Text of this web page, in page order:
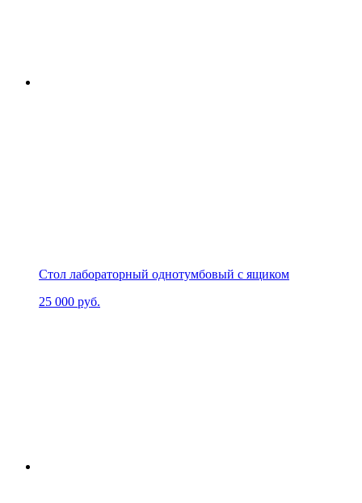
Стол лабораторный однотумбовый с ящиком
25 000 руб.